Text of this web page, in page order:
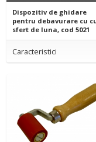
Dispozitiv de ghidare
pentru debavurare cu
sfert de luna, cod 5021
Caracteristici